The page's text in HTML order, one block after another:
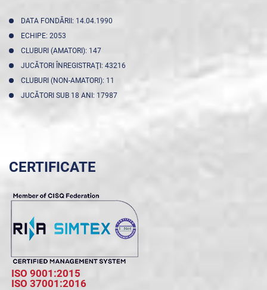
DATA FONDĂRII: 14.04.1990
ECHIPE: 2053
CLUBURI (AMATORI): 147
JUCĂTORI ÎNREGISTRAŢI: 43216
CLUBURI (NON-AMATORI): 11
JUCĂTORI SUB 18 ANI: 17987
CERTIFICATE
ISO 9001:2015
ISO 37001:2016